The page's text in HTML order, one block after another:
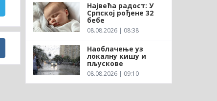
Највећа радост: У
Српској рођене 32
бебе
08.08.2026 | 08:38
Наоблачење уз
локалну кишу и
пљускове
08.08.2026 | 09:10